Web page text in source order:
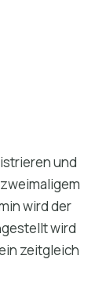
und
wird der
wird
zeitgleich